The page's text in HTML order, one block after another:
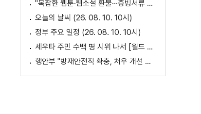
"복잡한 웹툰·웹소설 환불···증빙서류 요구까지"
오늘의 날씨 (26. 08. 10. 10시)
정부 주요 일정 (26. 08. 10. 10시)
세우타 주민 수백 명 시위 나서 [월드 투데이]
행안부 "방재안전직 확충, 처우 개선 등 위한 제도개선 추진"